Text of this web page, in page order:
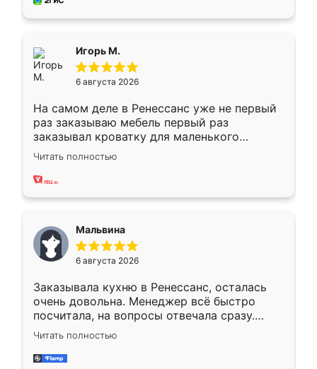
Игорь М.
6 августа 2026
На самом деле в Ренессанс уже не первый
раз заказываю мебель первый раз
заказывал кроватку для маленького
ребёнка при его рождении ,во второй раз
заказал шкаф-купе. По качеству очень
хорошее сборка достаточно быстрая,
меньше, здесь же он более разнообразный.
Мне нравится ,если что-то потребуется из
мебели буду заказывать только здесь.
Читать полностью
Мальвина
6 августа 2026
Заказывала кухню в Ренессанс, осталась
очень довольна. Менеджер всё быстро
посчитала, на вопросы отвечала сразу.
Замерщик приехал в субботу, подошёл к
делу со всей ответственностью. Собрали
за день, ребята работали аккуратно, даже
Читать полностью